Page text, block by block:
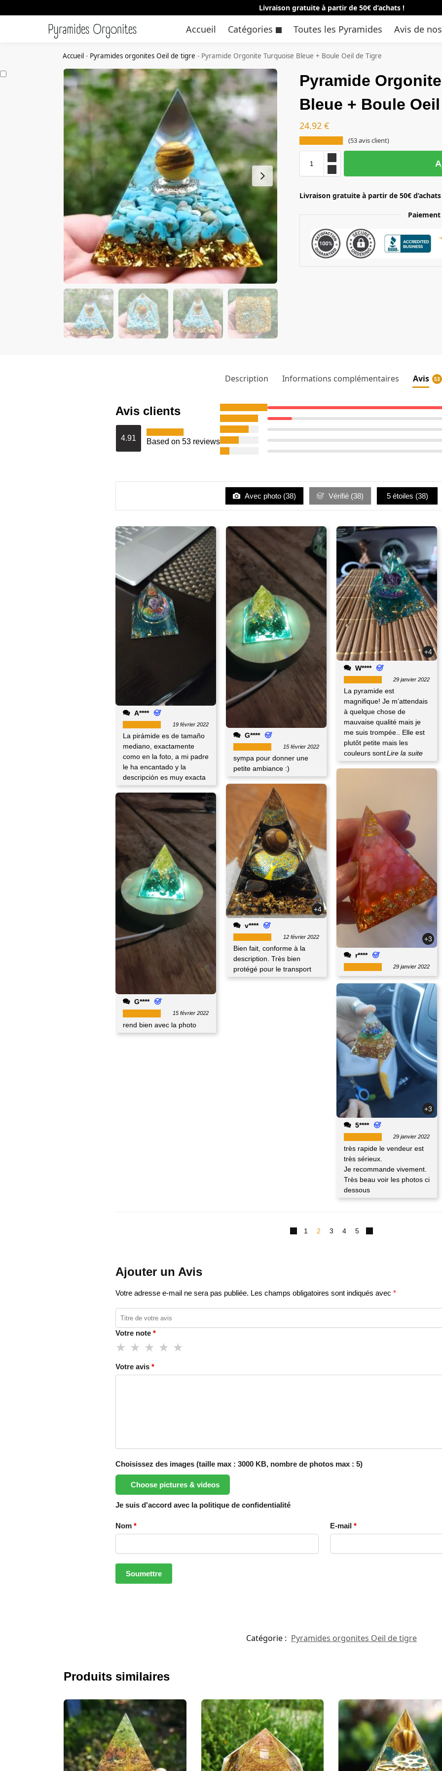
Livraison gratuite à partir de 50€ d’achats !
Accueil Catégories Toutes les Pyramides Avis de
Accueil - Pyramides orgonites Oeil de tigre - Pyramide Orgonite Turquoise Bleue + Boule Oeil de Tigre
Pyramide
Bleue + Boule
24.92 €
(53avis client)
Livraison gratuite à partir de 50€ d’achats
Description Informations complémentaires Avis 53
Avis clients
4.91 Based on 53 reviews
Avec photo (38) Vérifié (38) 5 étoiles (38)
A****
19 février 2022
La pirámide es de tamaño
mediano, exactamente
como en la foto, a mi padre
le ha encantado y la
descripción es muy exacta
G****
15 février 2022
rend bien avec la photo
G****
15 février 2022
sympa pour donner une
petite ambiance :)
+4
v****
12 février 2022
Bien fait, conforme à la
description. Très bien
protégé pour le transport
+4
W****
29 janvier 2022
La pyramide est
magnifique! Je m’attendais
à quelque chose de
mauvaise qualité mais je
me suis trompée.. Elle est
plutôt petite mais les
couleurs sontLire la suite
+3
r****
29 janvier 2022
+3
5****
29 janvier 2022
très rapide le vendeur est
très sérieux.
Je recommande vivement.
Très beau voir les photos ci
dessous
1 2 3 4 5
Ajouter un Avis
Votre adresse e-mail ne sera pas publiée. Les champs obligatoires sont indiqués avec *
Votre note *
Votre avis *
Choisissez des images (taille max : 3000 KB, nombre de photos max : 5)
Choose pictures & videos
Je suis d'accord avec la politique de confidentialité
Nom * E-mail*
Catégorie : Pyramides orgonites Oeil de tigre
Produits similaires